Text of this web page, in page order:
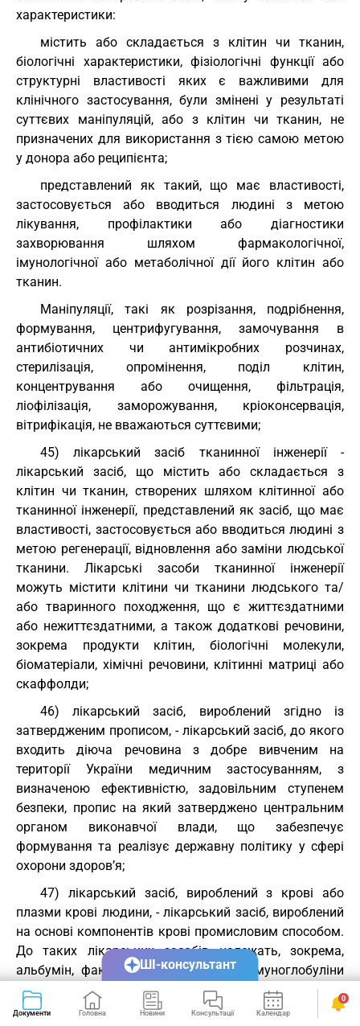
характеристики:
містить або складається з клітин чи тканин,
біологічні характеристики, фізіологічні функції або
структурні властивості яких є важливими для
клінічного застосування, були змінені у результаті
суттєвих маніпуляцій, або з клітин чи тканин, не
призначених для використання з тією самою метою
у донора або реципієнта;
представлений як такий, що має властивості,
застосовується або вводиться людині з метою
лікування, профілактики або діагностики
захворювання шляхом фармакологічної,
імунологічної або метаболічної дії його клітин або
тканин.
Маніпуляції, такі як розрізання, подрібнення,
формування, центрифугування, замочування в
антибіотичних чи антимікробних розчинах,
стерилізація, опромінення, поділ клітин,
концентрування або очищення, фільтрація,
ліофілізація, заморожування, кріоконсервація,
вітрифікація, не вважаються суттєвими;
45) лікарський засіб тканинної інженерії -
лікарський засіб, що містить або складається з
клітин чи тканин, створених шляхом клітинної або
тканинної інженерії, представлений як засіб, що має
властивості, застосовується або вводиться людині з
метою регенерації, відновлення або заміни людської
тканини. Лікарські засоби тканинної інженерії
можуть містити клітини чи тканини людського та/
або тваринного походження, що є життєздатними
або нежиттєздатними, а також додаткові речовини,
зокрема продукти клітин, біологічні молекули,
біоматеріали, хімічні речовини, клітинні матриці або
скаффолди;
46) лікарський засіб, вироблений згідно із
затвердженим прописом, - лікарський засіб, до якого
входить діюча речовина з добре вивченим на
території України медичним застосуванням, з
визначеною ефективністю, задовільним ступенем
безпеки, пропис на який затверджено центральним
органом виконавчої влади, що забезпечує
формування та реалізує державну політику у сфері
охорони здоров’я;
47) лікарський засіб, вироблений з крові або
плазми крові людини, - лікарський засіб, вироблений
на основі компонентів крові промисловим способом.
До таких лікарських засобів належать, зокрема,
альбумін, фактори згортання крові, імуноглобуліни
людського походження;
48) малоінтервенційне клінічне дослідження -
Документи Головна Новини Консультації Календар Сервіси
0
ШІ-консультант